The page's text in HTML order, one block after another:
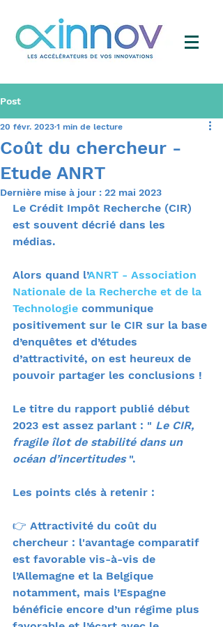
Post
Coût du chercheur -
Etude ANRT
20 févr. 2023 1 min de lecture
Dernière mise à jour : 22 mai 2023
Le Crédit Impôt Recherche (CIR)
est souvent décrié dans les
médias.
Alors quand l’ANRT - Association
Nationale de la Recherche et de la
Technologie communique
positivement sur le CIR sur la base
d’enquêtes et d’études
d’attractivité, on est heureux de
pouvoir partager les conclusions !
Le titre du rapport publié début
2023 est assez parlant : " Le CIR,
fragile îlot de stabilité dans un
océan d’incertitudes ".
Les points clés à retenir :
👉 Attractivité du coût du
chercheur : l'avantage comparatif
est favorable vis-à-vis de
l’Allemagne et la Belgique
notamment, mais l’Espagne
bénéficie encore d’un régime plus